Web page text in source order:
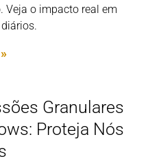
Veja o impacto real em
Granulares
Proteja Nós